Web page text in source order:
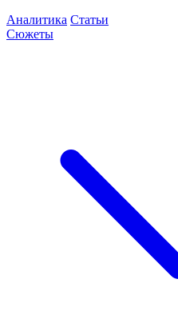
Аналитика Статьи
Сюжеты